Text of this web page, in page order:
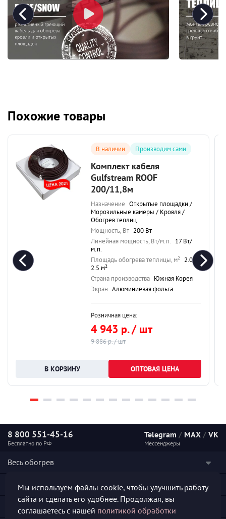
Похожие товары
В наличии Производим сами
Комплект кабеля
Gulfstream ROOF
200/11,8м
Назначение Открытые площадки /
Морозильные камеры / Кровля /
Обогрев теплиц
Мощность, Вт 200 Вт
Линейная мощность, Вт/м.п. 17 Вт/
м.п.
Площадь обогрева теплицы, м² 2.0-
2.5 м²
Страна производства Южная Корея
Экран Алюминиевая фольга
Розничная цена:
4 943 р. / шт
9 886 р. / шт
ОПТОВАЯ ЦЕНА
8 800 551-45-16
Бесплатно по РФ
Telegram / MAX / VK
Мессенджеры
Весь обогрев
Наши услуги
Мы используем файлы cookie, чтобы улучшить работу
сайта и сделать его удобнее. Продолжая, вы
соглашаетесь с нашей политикой обработки